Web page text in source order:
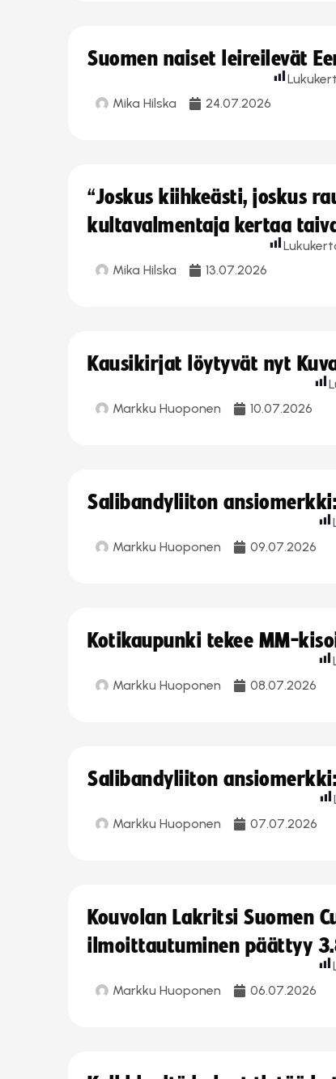
Suomen naiset leireilevät
Mika Hilska 24.07.2026
“Joskus kiihkeästi, joskus
kultavalmentaja kertaa
Mika Hilska 13.07.2026
Kausikirjat löytyvät nyt
Markku Huoponen 10.07.2026
Salibandyliiton
Markku Huoponen 09.07.2026
Kotikaupunki tekee MM-
Markku Huoponen 08.07.2026
Salibandyliiton
Markku Huoponen 07.07.2026
Kouvolan Lakritsi Suomen
ilmoittautuminen päättyy
Markku Huoponen 06.07.2026